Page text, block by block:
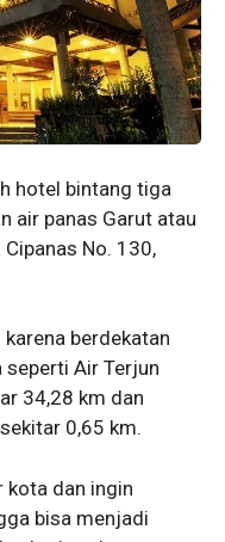
hotel bintang tiga
air panas Garut atau
No. 130,
berdekatan
Air Terjun
34,28 km dan
0,65 km.
kota dan ingin
bisa menjadi